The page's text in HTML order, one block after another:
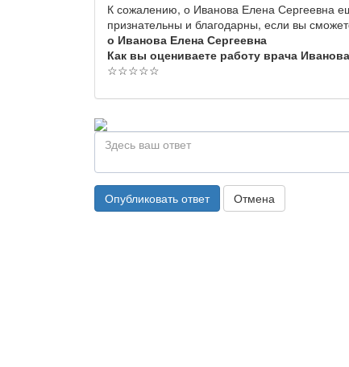
К сожалению, о Иванова Елена Сергеевна
признательны и благодарны, если вы
о Иванова Елена Сергеевна
Как вы оцениваете работу врача
☆☆☆☆☆
Опубликовать ответ Отмена